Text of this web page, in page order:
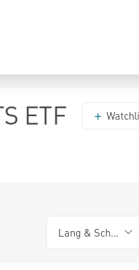
ETF
Lang & Schwarz